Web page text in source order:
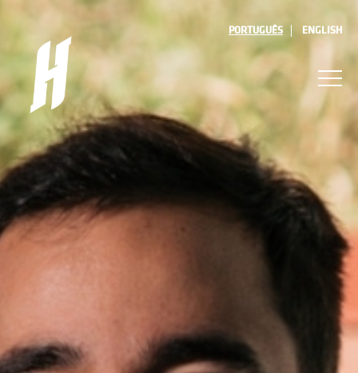
PORTUGUÊS ENGLISH